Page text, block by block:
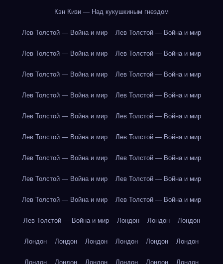
Кэн Кизи — Над кукушкиным гнездом
Лев Толстой — Война и мир Лев Толстой — Война и мир
Лев Толстой — Война и мир Лев Толстой — Война и мир
Лев Толстой — Война и мир Лев Толстой — Война и мир
Лев Толстой — Война и мир Лев Толстой — Война и мир
Лев Толстой — Война и мир Лев Толстой — Война и мир
Лев Толстой — Война и мир Лев Толстой — Война и мир
Лев Толстой — Война и мир Лев Толстой — Война и мир
Лев Толстой — Война и мир Лев Толстой — Война и мир
Лев Толстой — Война и мир Лев Толстой — Война и мир
Лев Толстой — Война и мир Лондон Лондон Лондон
Лондон Лондон Лондон Лондон Лондон Лондон
Лондон Лондон Лондон Лондон Лондон Лондон